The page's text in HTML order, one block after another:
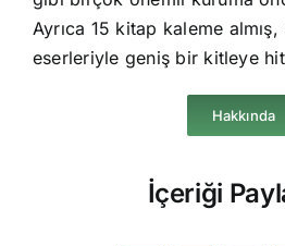
Ayrıca 15 kitap kaleme
eserleriyle geniş bir kitleye
Hakkında
İçeriği